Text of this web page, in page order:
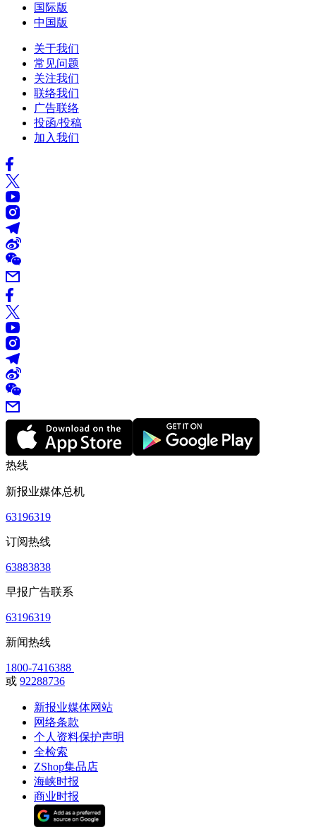
国际版
中国版
关于我们
常见问题
关注我们
联络我们
广告联络
投函/投稿
加入我们
热线
新报业媒体总机
63196319
订阅热线
63883838
早报广告联系
63196319
新闻热线
1800-7416388
或 92288736
新报业媒体网站
网络条款
个人资料保护声明
全检索
ZShop集品店
海峡时报
商业时报